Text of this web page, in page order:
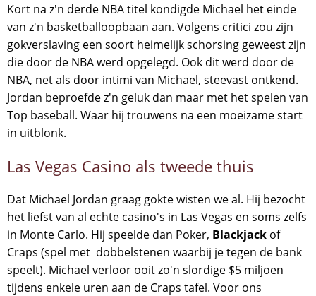
Kort na z'n derde NBA titel kondigde Michael het einde
van z'n basketballoopbaan aan. Volgens critici zou zijn
gokverslaving een soort heimelijk schorsing geweest zijn
die door de NBA werd opgelegd. Ook dit werd door de
NBA, net als door intimi van Michael, steevast ontkend.
Jordan beproefde z'n geluk dan maar met het spelen van
Top baseball. Waar hij trouwens na een moeizame start
in uitblonk.
Las Vegas Casino als tweede thuis
Dat Michael Jordan graag gokte wisten we al. Hij bezocht
het liefst van al echte casino's in Las Vegas en soms zelfs
in Monte Carlo. Hij speelde dan Poker, Blackjack of
Craps (spel met dobbelstenen waarbij je tegen de bank
speelt). Michael verloor ooit zo'n slordige $5 miljoen
tijdens enkele uren aan de Craps tafel. Voor ons